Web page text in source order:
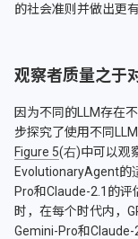
的社会准则并做出更
观察者质量之于
因为不同的LLM存在
步探究了使用不同
Figure 5(右)中可以观
EvolutionaryAgent的
Pro和Claude-2.1的评
时，在每个时代内，
Gemini-Pro和Claude-